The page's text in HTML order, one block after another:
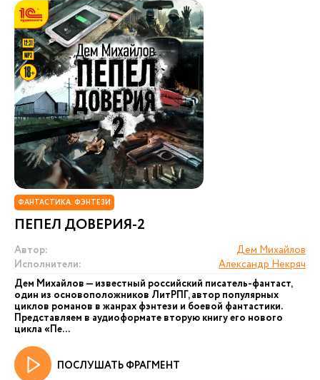
ФАНТАСТИКА. ФЭНТЕЗИ
ПЕПЕЛ ДОВЕРИЯ-2
Автор:
Дем Михайлов
Исполнители:
Александр Некряч
Дем Михайлов — известный российский писатель-фантаст,
один из основоположников ЛитРПГ, автор популярных
циклов романов в жанрах фэнтези и боевой фантастики.
Представляем в аудиоформате вторую книгу его нового
цикла «Пе...
ПОСЛУШАТЬ ФРАГМЕНТ